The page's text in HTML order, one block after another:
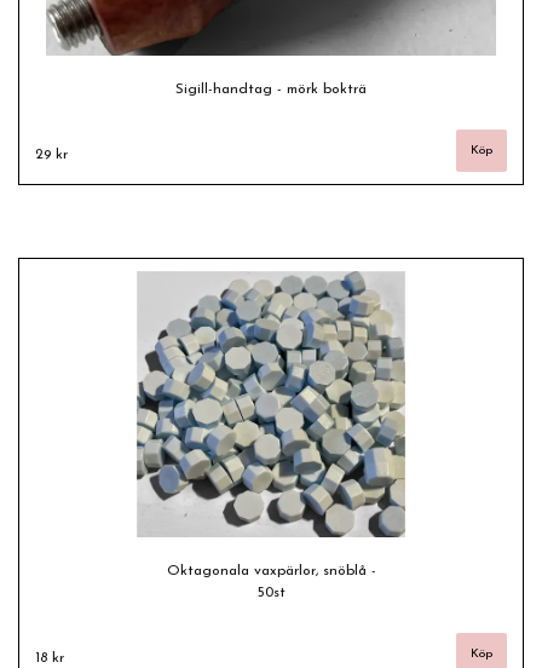
Sigill-handtag - mörk bokträ
29 kr
Oktagonala vaxpärlor, snöblå -
50st
18 kr